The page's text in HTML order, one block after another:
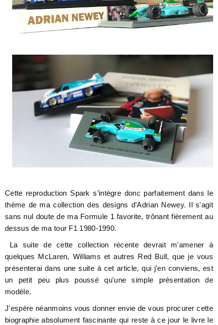
Cette reproduction Spark s’intègre donc parfaitement dans le
thème de ma collection des designs d’Adrian Newey. Il s'agit
sans nul doute de ma Formule 1 favorite, trônant fièrement au
dessus de ma tour F1 1980-1990.
La suite de cette collection récente devrait m'amener à
quelques McLaren, Williams et autres Red Bull, que je vous
présenterai dans une suite à cet article, qui j'en conviens, est
un petit peu plus poussé qu'une simple présentation de
modèle.
J'espère néanmoins vous donner envie de vous procurer cette
biographie absolument fascinante qui reste à ce jour le livre le